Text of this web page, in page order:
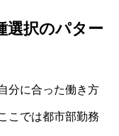
選択のパター
分に合った働き方
こでは都市部勤務